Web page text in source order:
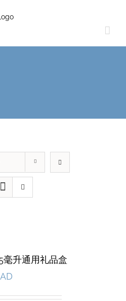
毫升通用礼品盒